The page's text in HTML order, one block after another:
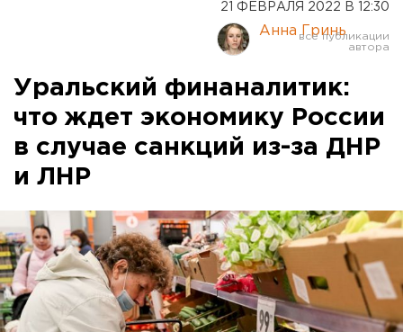
21 ФЕВРАЛЯ 2022 В 12:30
Анна Гринь
Уральский финаналитик:
что ждет экономику России
в случае санкций из-за ДНР
и ЛНР